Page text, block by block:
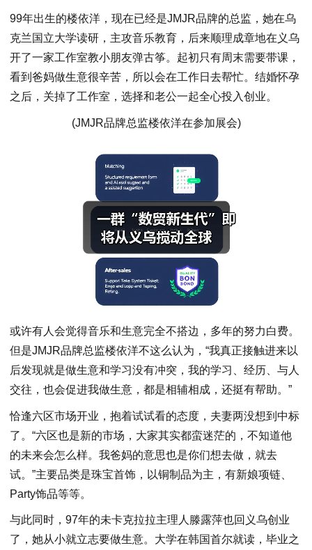
99年出生的楼依洋，现在已经是JMJR品牌的总监，她在乌
克兰国立大学读研，主攻音乐教育，后来顺理成章地在义乌
开了一家工作室教小朋友弹古筝。起初只有周末需要带课，
看到爸妈做生意很辛苦，所以会在工作日去帮忙。结婚怀孕
之后，关掉了工作室，选择和老公一起全心投入创业。
(JMJR品牌总监楼依洋在参加展会)
或许有人会觉得音乐和生意完全不搭边，多年的努力白费。
但是JMJR品牌总监楼依洋不这么认为，“我真正接触进来以
后发现就是做生意和学习没有冲突，我的学习、经历、与人
交往，也会促进我做生意，都是相辅相成，还挺有帮助。”
恰逢六区市场开业，抱着试试看的态度，夫妻两没想到中标
了。“六区也是新的市场，大家其实都蛮迷茫的，不知道他
的未来会怎么样。我爸妈的意思也是你们想去做，就去
试。”主要品类是珠宝首饰，以铜制品为主，有新娘项链、
Party饰品等等。
与此同时，97年的未卡克拉拉主理人滕露萍也回义乌创业
了，她从小就立志要做生意。大学在韩国首尔就读，毕业之